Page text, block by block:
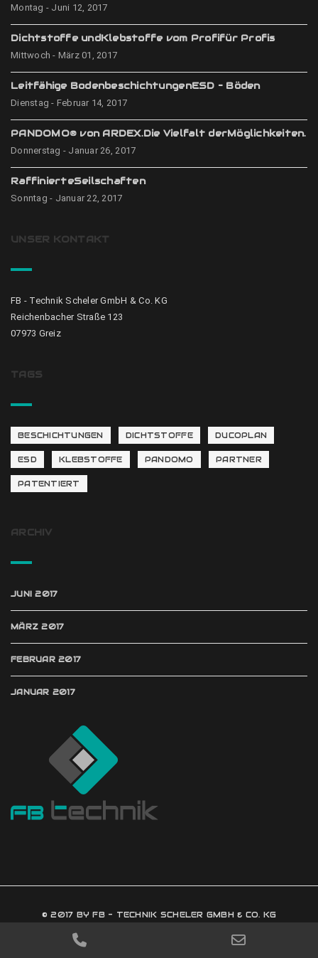
Montag - Juni 12, 2017
Dichtstoffe undKlebstoffe vom Profifür Profis
Mittwoch - März 01, 2017
Leitfähige BodenbeschichtungenESD – Böden
Dienstag - Februar 14, 2017
PANDOMO® von ARDEX.Die Vielfalt derMöglichkeiten.
Donnerstag - Januar 26, 2017
RaffinierteSeilschaften
Sonntag - Januar 22, 2017
UNSER KONTAKT
FB - Technik Scheler GmbH & Co. KG
Reichenbacher Straße 123
07973 Greiz
TAGS
BESCHICHTUNGEN DICHTSTOFFE DUCOPLAN
ESD KLEBSTOFFE PANDOMO PARTNER
PATENTIERT
ARCHIV
JUNI 2017
MÄRZ 2017
FEBRUAR 2017
JANUAR 2017
© 2017 BY FB - TECHNIK SCHELER GMBH & CO. KG